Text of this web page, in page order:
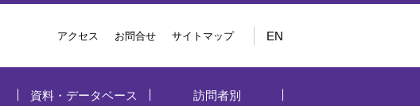
アクセス お問合せ サイトマップ EN
資料・データベース 訪問者別